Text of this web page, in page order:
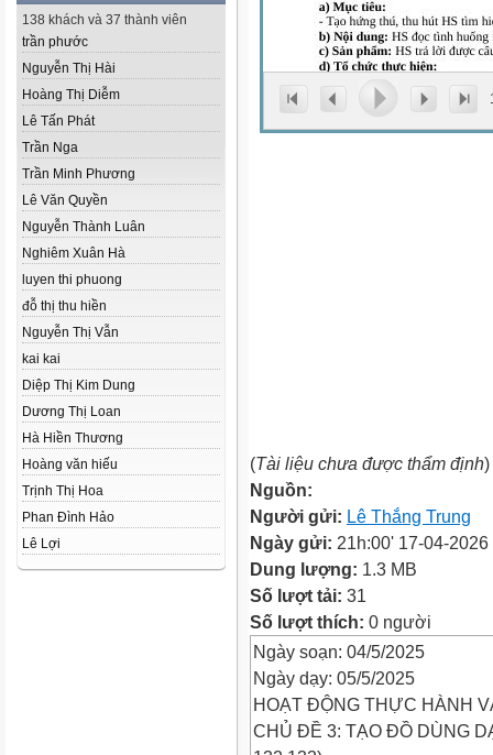
138 khách và 37 thành viên
trần phước
Nguyễn Thị Hài
Hoàng Thị Diễm
Lê Tấn Phát
Trần Nga
Trần Minh Phương
Lê Văn Quyền
Nguyễn Thành Luân
Nghiêm Xuân Hà
luyen thi phuong
đỗ thị thu hiền
Nguyễn Thị Vẫn
kai kai
Diệp Thị Kim Dung
Dương Thị Loan
Hà Hiền Thương
Hoàng văn hiếu
Trịnh Thị Hoa
Phan Đình Hảo
Lê Lợi
(Tài liệu chưa được thẩm định)
Nguồn:
Người gửi: Lê Thắng Trung
Ngày gửi: 21h:00' 17-04-2026
Dung lượng: 1.3 MB
Số lượt tải: 31
Số lượt thích: 0 người
Ngày soạn: 04/5/2025
Ngày dạy: 05/5/2025
HOẠT ĐỘNG THỰC HÀNH
CHỦ ĐỀ 3: TẠO ĐỒ DÙNG